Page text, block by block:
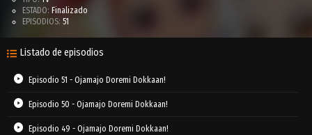
ESTADO: Finalizado
EPISODIOS: 51
Listado de episodios
Episodio 51 - Ojamajo Doremi Dokkaan!
Episodio 50 - Ojamajo Doremi Dokkaan!
Episodio 49 - Ojamajo Doremi Dokkaan!